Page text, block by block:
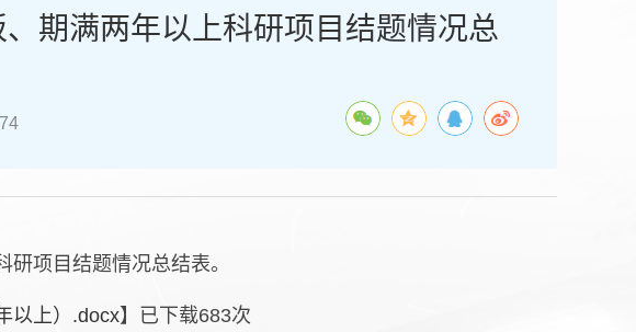
期满两年以上科研项目结题情况总
项目结题情况总结表。
以上）.docx】已下载683次